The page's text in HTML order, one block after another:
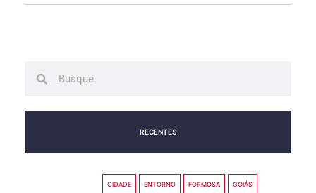
RECENTES
CIDADE ENTORNO FORMOSA GOIÁS